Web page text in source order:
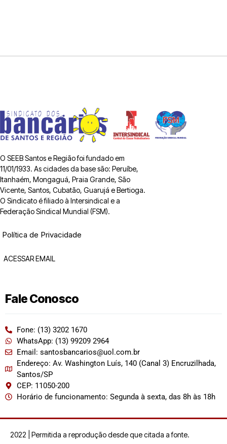
O SEEB Santos e Região foi fundado em
11/01/1933. As cidades da base são: Peruíbe,
Itanhaém, Mongaguá, Praia Grande, São
Vicente, Santos, Cubatão, Guarujá e Bertioga.
O Sindicato é filiado à Intersindical e a
Federação Sindical Mundial (FSM).
Política de Privacidade
ACESSAR EMAIL
Fale Conosco
Fone: (13) 3202 1670
WhatsApp: (13) 99209 2964
Email: santosbancarios@uol.com.br
Endereço: Av. Washington Luís, 140 (Canal 3) Encruzilhada,
Santos/SP
CEP: 11050-200
Horário de funcionamento: Segunda à sexta, das 8h às 18h
2022 | Permitida a reprodução desde que citada a fonte.